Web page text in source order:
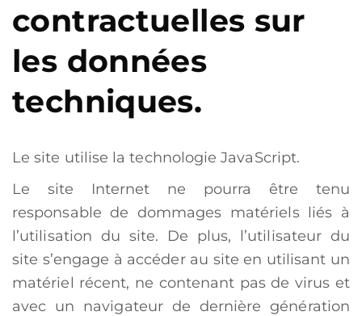
contractuelles sur
les données
techniques.
Le site utilise la technologie JavaScript.
Le site Internet ne pourra être tenu
responsable de dommages matériels liés à
l’utilisation du site. De plus, l’utilisateur du
site s’engage à accéder au site en utilisant un
matériel récent, ne contenant pas de virus et
avec un navigateur de dernière génération